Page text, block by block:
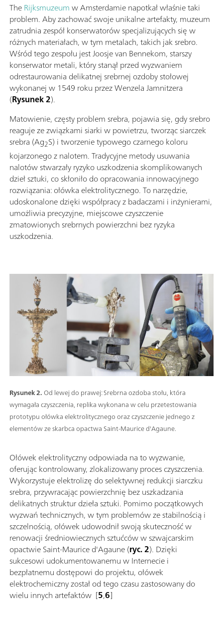
TheRijksmuzeumw Amsterdamie napotkał właśnie taki
problem. Aby zachować swoje unikalne artefakty, muzeum
zatrudnia zespół konserwatorów specjalizujących się w
różnych materiałach, w tym metalach, takich jak srebro.
Wśród tego zespołu jest Joosje van Bennekom, starszy
konserwator metali, który stanął przed wyzwaniem
odrestaurowania delikatnej srebrnej ozdoby stołowej
wykonanej w 1549 roku przez Wenzela Jamnitzera
(Rysunek 2).
Matowienie, częsty problem srebra, pojawia się, gdy srebro
reaguje ze związkami siarki w powietrzu, tworząc siarczek
srebra (Ag2S) i tworzenie typowego czarnego koloru
kojarzonego z nalotem. Tradycyjne metody usuwania
nalotów stwarzały ryzyko uszkodzenia skomplikowanych
dzieł sztuki, co skłoniło do opracowania innowacyjnego
rozwiązania: ołówka elektrolitycznego. To narzędzie,
udoskonalone dzięki współpracy z badaczami i inżynierami,
umożliwia precyzyjne, miejscowe czyszczenie
zmatowionych srebrnych powierzchni bez ryzyka
uszkodzenia.
Rysunek 2.Od lewej do prawej: Srebrna ozdoba stołu, która
wymagała czyszczenia, replika wykonana w celu przetestowania
prototypu ołówka elektrolitycznego oraz czyszczenie jednego z
elementów ze skarbca opactwa Saint-Maurice d'Agaune.
Ołówek elektrolityczny odpowiada na to wyzwanie,
oferując kontrolowany, zlokalizowany proces czyszczenia.
Wykorzystuje elektrolizę do selektywnej redukcji siarczku
srebra, przywracając powierzchnię bez uszkadzania
delikatnych struktur dzieła sztuki. Pomimo początkowych
wyzwań technicznych, w tym problemów ze stabilnością i
szczelnością, ołówek udowodnił swoją skuteczność w
renowacji średniowiecznych sztućców w szwajcarskim
opactwie Saint-Maurice d'Agaune (ryc. 2). Dzięki
sukcesowi udokumentowanemu w Internecie i
bezpłatnemu dostępowi do projektu, ołówek
elektrochemiczny został od tego czasu zastosowany do
wielu innych artefaktów [5,6]